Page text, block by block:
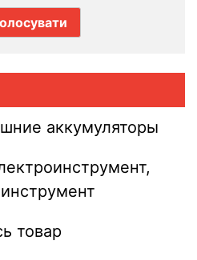
аккумуляторы
товар